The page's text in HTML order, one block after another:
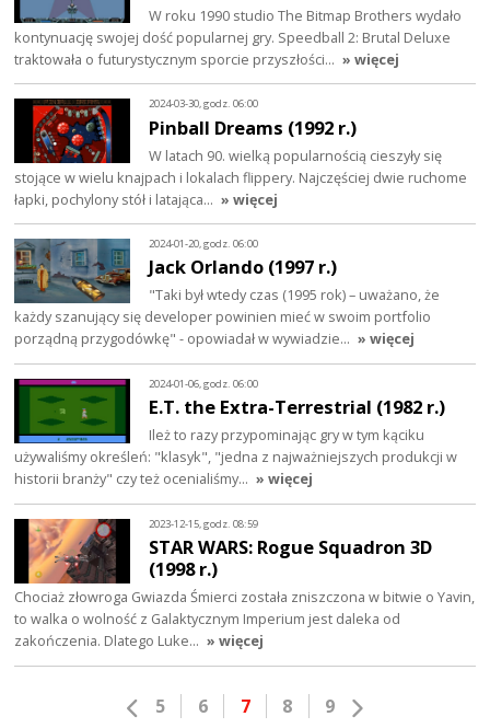
W roku 1990 studio The Bitmap Brothers wydało
kontynuację swojej dość popularnej gry. Speedball 2: Brutal Deluxe
traktowała o futurystycznym sporcie przyszłości… » więcej
2024-03-30, godz. 06:00
Pinball Dreams (1992 r.)
W latach 90. wielką popularnością cieszyły się
stojące w wielu knajpach i lokalach flippery. Najczęściej dwie ruchome
łapki, pochylony stół i latająca… » więcej
2024-01-20, godz. 06:00
Jack Orlando (1997 r.)
"Taki był wtedy czas (1995 rok) – uważano, że
każdy szanujący się developer powinien mieć w swoim portfolio
porządną przygodówkę" - opowiadał w wywiadzie… » więcej
2024-01-06, godz. 06:00
E.T. the Extra-Terrestrial (1982 r.)
Ileż to razy przypominając gry w tym kąciku
używaliśmy określeń: "klasyk", "jedna z najważniejszych produkcji w
historii branży" czy też ocenialiśmy… » więcej
2023-12-15, godz. 08:59
STAR WARS: Rogue Squadron 3D
(1998 r.)
Chociaż złowroga Gwiazda Śmierci została zniszczona w bitwie o Yavin,
to walka o wolność z Galaktycznym Imperium jest daleka od
zakończenia. Dlatego Luke… » więcej
5 6 7 8 9